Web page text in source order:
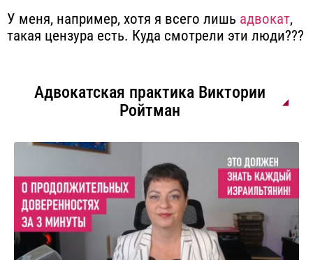
У меня, например, хотя я всего лишь адвокат,
такая цензура есть. Куда смотрели эти люди???
Адвокатская практика Виктории
Ройтман